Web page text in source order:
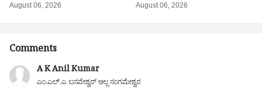
August 06, 2026 August 06, 2026
Comments
A K Anil Kumar
ಎಂ.ಎಲ್.ಎ ಬಸವೇಶ್ವರ್ ಅಲ್ಲ ಸಂಗಮೇಶ್ವರ